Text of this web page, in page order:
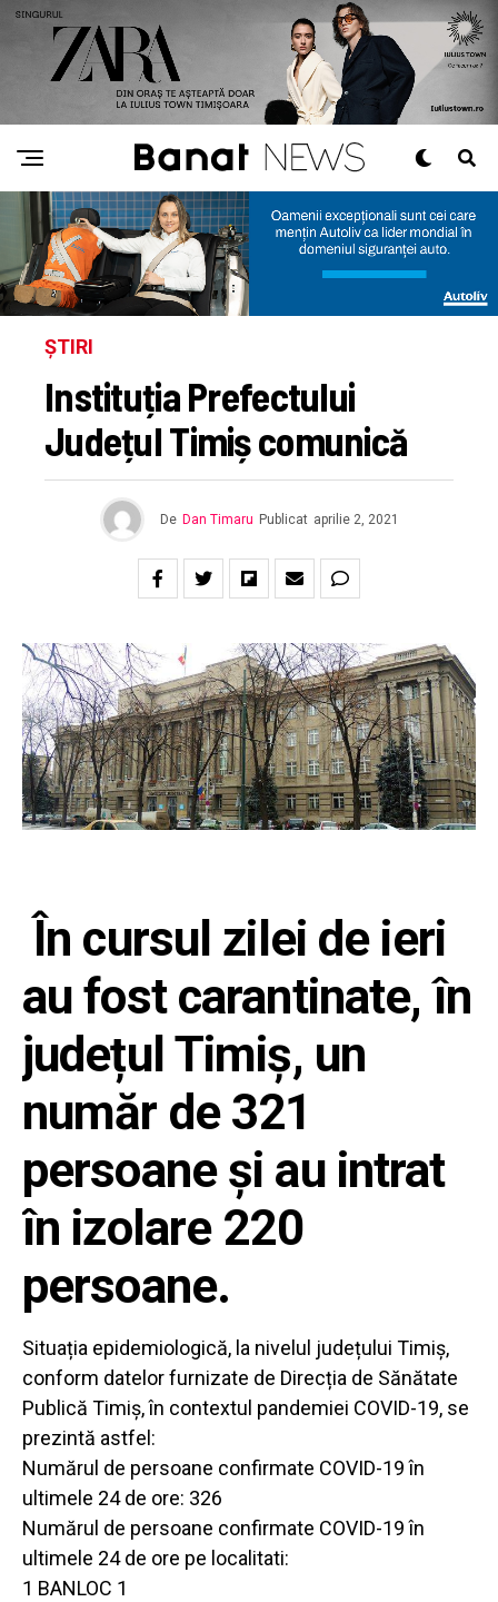
ȘTIRI
Instituția Prefectului
Județul Timiș comunică
De Dan Timaru Publicat aprilie 2, 2021
În cursul zilei de ieri
au fost carantinate, în
județul Timiș, un
număr de 321
persoane și au intrat
în izolare 220
persoane.
Situația epidemiologică, la nivelul județului Timiș,
conform datelor furnizate de Direcția de Sănătate
Publică Timiș, în contextul pandemiei COVID-19, se
prezintă astfel:
Numărul de persoane confirmate COVID-19 în
ultimele 24 de ore: 326
Numărul de persoane confirmate COVID-19 în
ultimele 24 de ore pe localitati:
1 BANLOC 1